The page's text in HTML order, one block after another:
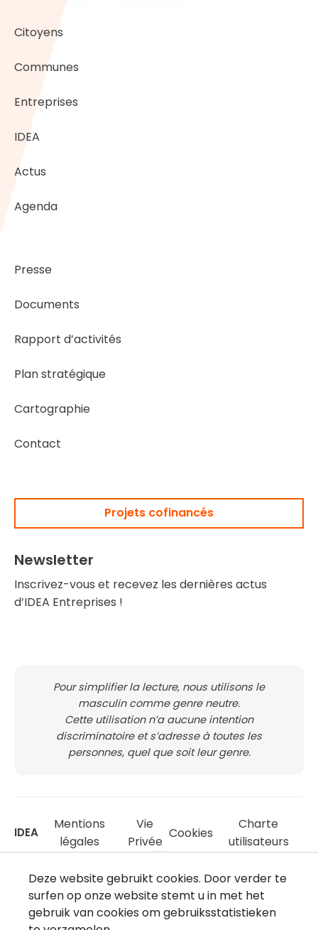
Citoyens
Communes
Entreprises
IDEA
Actus
Agenda
Presse
Documents
Rapport d’activités
Plan stratégique
Cartographie
Contact
Projets cofinancés
Newsletter
Inscrivez-vous et recevez les dernières actus
d’IDEA Entreprises !
Pour simplifier la lecture, nous utilisons le
masculin comme genre neutre.
Cette utilisation n’a aucune intention
discriminatoire et s’adresse à toutes les
personnes, quel que soit leur genre.
IDEA
Mentions
légales
Vie
Privée
Cookies
Charte
utilisateurs
Deze website gebruikt cookies. Door verder te
surfen op onze website stemt u in met het
gebruik van cookies om gebruiksstatistieken